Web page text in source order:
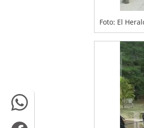
Foto: El